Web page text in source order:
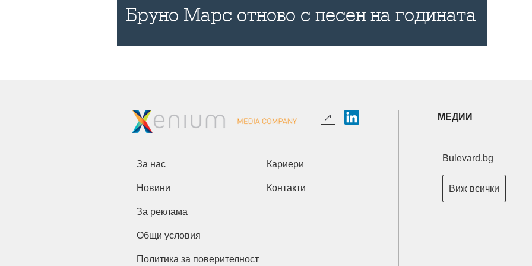
Бруно Марс отново с песен на годината
За нас Кариери
Новини Контакти
За реклама
Общи условия
Политика за поверителност
МЕДИИ
Bulevard.bg
Виж всички